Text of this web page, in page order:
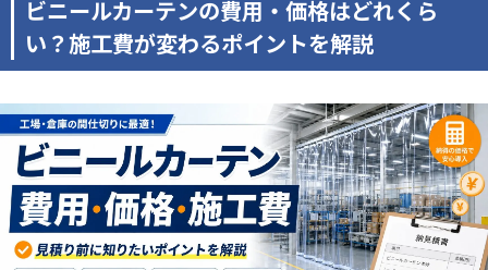
ビニールカーテンの費用・価格はどれくら
い？施工費が変わるポイントを解説